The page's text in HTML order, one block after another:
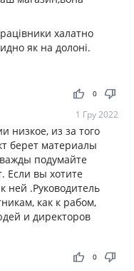
халатно
як на долоні.
thumb_up thumb_down
0
1 Гру 2022
низкое, из за того
берет материалы
подумайте
Если вы хотите
ней .Руководитель
как к рабом,
и директоров
thumb_up thumb_down
0